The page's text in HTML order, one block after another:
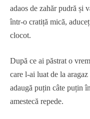
adaos de zahăr pudră și
într-o cratiță mică,
clocot.
După ce ai păstrat o
care l-ai luat de la
adaugă puțin câte puțin
amestecă repede.